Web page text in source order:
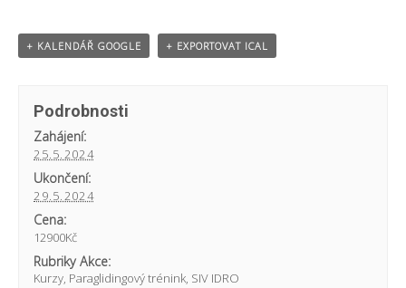
+ KALENDÁŘ GOOGLE + EXPORTOVAT ICAL
Podrobnosti
Zahájení:
25.5.2024
Ukončení:
29.5.2024
Cena:
12900Kč
Rubriky Akce:
Kurzy, Paraglidingový trénink, SIV IDRO